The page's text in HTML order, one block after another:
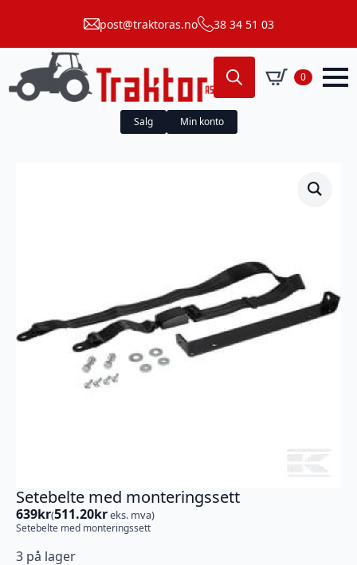
post@traktoras.no 38 34 51 03
Search
for:
0
Salg Min konto
Setebelte med monteringssett
639kr(511.20kreks. mva)
Setebelte med monteringssett
3 på lager